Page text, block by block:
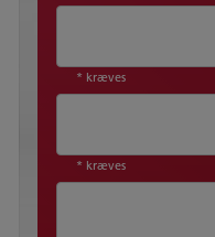
* kræves
* kræves